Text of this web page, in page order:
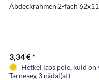
Abdeckrahmen 2-fach
3,34 € *
Hetkel laos pole, kuid
Tarneaeg 3 nädal(at)